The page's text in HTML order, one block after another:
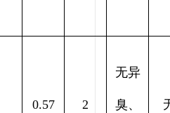
0.57 2
无异
臭、